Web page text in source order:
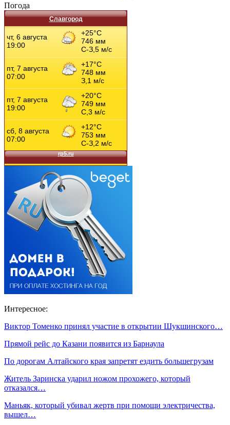
Погода
Славгород
Интересное:
Виктор Томенко принял участие в открытии Шукшинского…
Прямой рейс до Казани появится из Барнаула
По дорогам Алтайского края запретят ездить большегрузам
Житель Заринска ударил ножом прохожего, который
отказался…
Маньяк, который убивал жертв при помощи электричества,
вышел…